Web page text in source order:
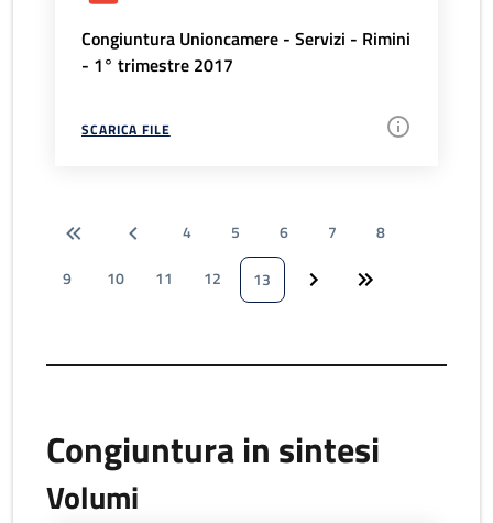
Congiuntura Unioncamere - Servizi - Rimini
- 1° trimestre 2017
SCARICA FILE
4 5 6 7
8
9
10 11 12 13
Congiuntura in sintesi
Volumi